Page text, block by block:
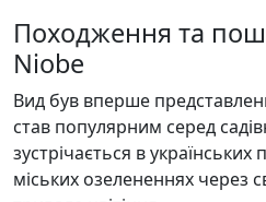
Походження та
Niobe
Вид був вперше
став популярним серед
зустрічається в українських
міських озелененнях через